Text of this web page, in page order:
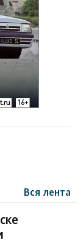
Вся лента